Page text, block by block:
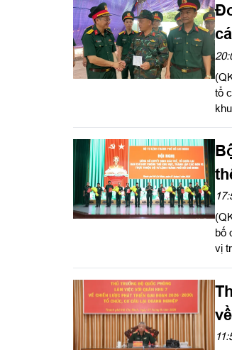
tổ
vị
bố
vị